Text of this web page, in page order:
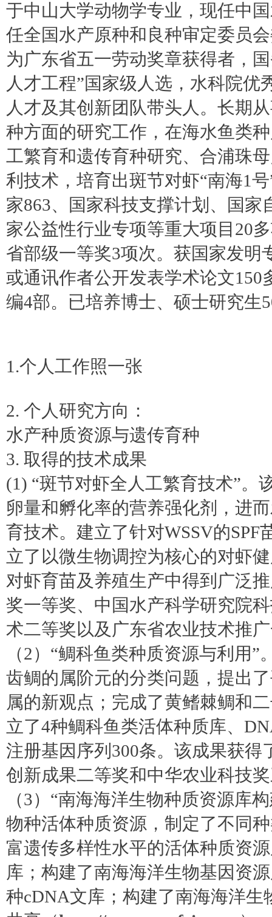
于中山大学动物学专业，现任中
任全国水产原种和良种审定委员
为广东省五一劳动奖章获得者，
人才工程”国家级人选，水科院
人才及其创新团队带头人。长期
种方面的研究工作，在海水鱼类
工繁育和遗传育种研究、合浦珠
利技术，培育出斑节对虾“南海1
家863、国家科技支撑计划、国
家公益性行业专项等重大项目20
省部级一等奖3项次。获国家发明
或通讯作者公开发表学术论文150
编4部。已培养博士、硕士研究生
1.个人工作照一张
2. 个人研究方向：
水产种质资源与遗传育种
3. 取得的技术成果
(1) “斑节对虾全人工繁育技术”。
卵量和孵化率的营养强化剂，进
育技术。建立了针对WSSV的
立了以微生物调控为核心的对虾
对虾育苗及养殖生产中得到广泛
奖一等奖、中国水产科学研究院
术二等奖以及广东省农业技术推
（2）“鲷科鱼类种质资源与利用
齿鲷的属阶元的分类问题，提出
属的新观点；完成了黄鳍棘鲷和
立了4种鲷科鱼类活体种质库、
注册基因序列300条。该成果获
创新成果二等奖和中华农业科技
（3）“南海海洋生物种质资源库
物种活体种质资源，制定了不同
富遗传多样性水平的活体种质资
库；构建了南海海洋生物基因资
种cDNA文库；构建了南海海洋